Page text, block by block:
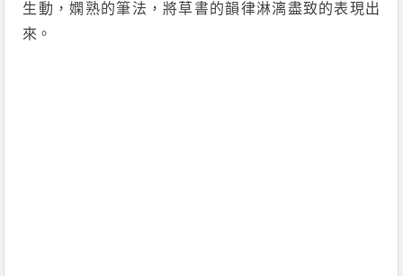
生動，嫻熟的筆法，將草書的韻律淋漓盡致的表現出
來。